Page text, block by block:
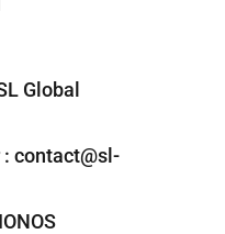
Global
contact@sl-